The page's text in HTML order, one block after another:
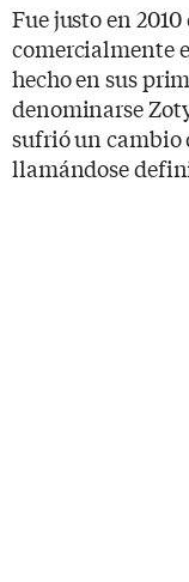
Fue justo en
comercialmente
hecho en sus
denominarse
sufrió un cambio
llamándose